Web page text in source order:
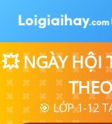
💥 NGÀY HỘI
🎯 LỚP 1-12